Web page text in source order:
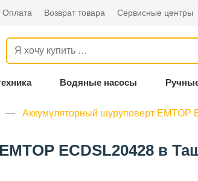
Оплата Возврат товара Сервисные центры
Водяные насосы
Аккумуляторный шуруповерт EMTOP
ECDSL20428 в